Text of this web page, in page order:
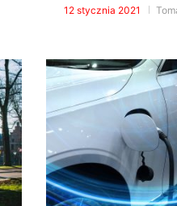
12 stycznia 2021